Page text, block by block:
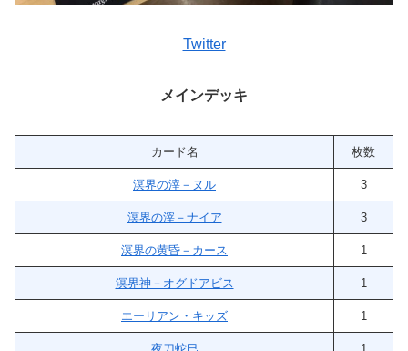
Twitter
メインデッキ
カード名 枚数
溟界の滓－ヌル 3
溟界の滓－ナイア 3
溟界の黄昏－カース 1
溟界神－オグドアビス 1
エーリアン・キッズ 1